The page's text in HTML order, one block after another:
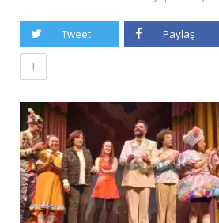
Tweet Paylaş
+